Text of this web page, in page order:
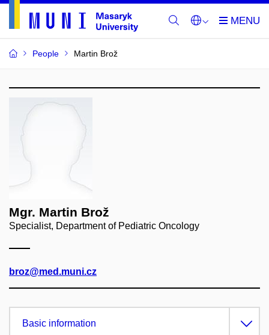
People Martin Brož
Mgr. Martin Brož
Specialist, Department of Pediatric Oncology
broz@med.muni.cz
Basic information